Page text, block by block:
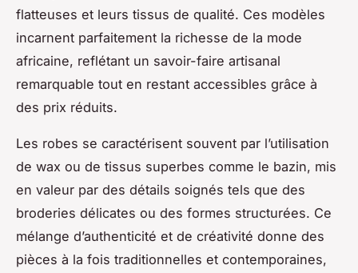
flatteuses et leurs tissus de qualité. Ces modèles
incarnent parfaitement la richesse de la mode
africaine, reflétant un savoir-faire artisanal
remarquable tout en restant accessibles grâce à
des prix réduits.
Les robes se caractérisent souvent par l’utilisation
de wax ou de tissus superbes comme le bazin, mis
en valeur par des détails soignés tels que des
broderies délicates ou des formes structurées. Ce
mélange d’authenticité et de créativité donne des
pièces à la fois traditionnelles et contemporaines,